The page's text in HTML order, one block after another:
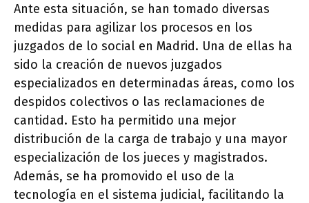
Ante esta situación, se han tomado diversas
medidas para agilizar los procesos en los
juzgados de lo social en Madrid. Una de ellas ha
sido la creación de nuevos juzgados
especializados en determinadas áreas, como los
despidos colectivos o las reclamaciones de
cantidad. Esto ha permitido una mejor
distribución de la carga de trabajo y una mayor
especialización de los jueces y magistrados.
Además, se ha promovido el uso de la
tecnología en el sistema judicial, facilitando la